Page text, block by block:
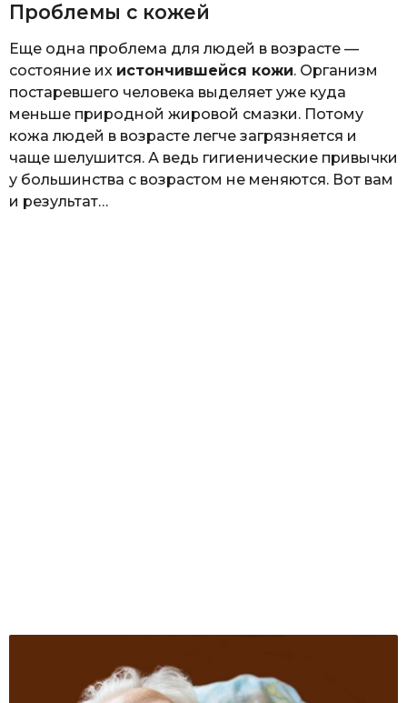
Проблемы с кожей
Еще одна проблема для людей в возрасте —
состояние их истончившейся кожи. Организм
постаревшего человека выделяет уже куда
меньше природной жировой смазки. Потому
кожа людей в возрасте легче загрязняется и
чаще шелушится. А ведь гигиенические привычки
у большинства с возрастом не меняются. Вот вам
и результат…